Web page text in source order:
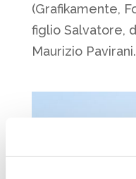
(Grafikamente,
figlio Salvatore,
Maurizio